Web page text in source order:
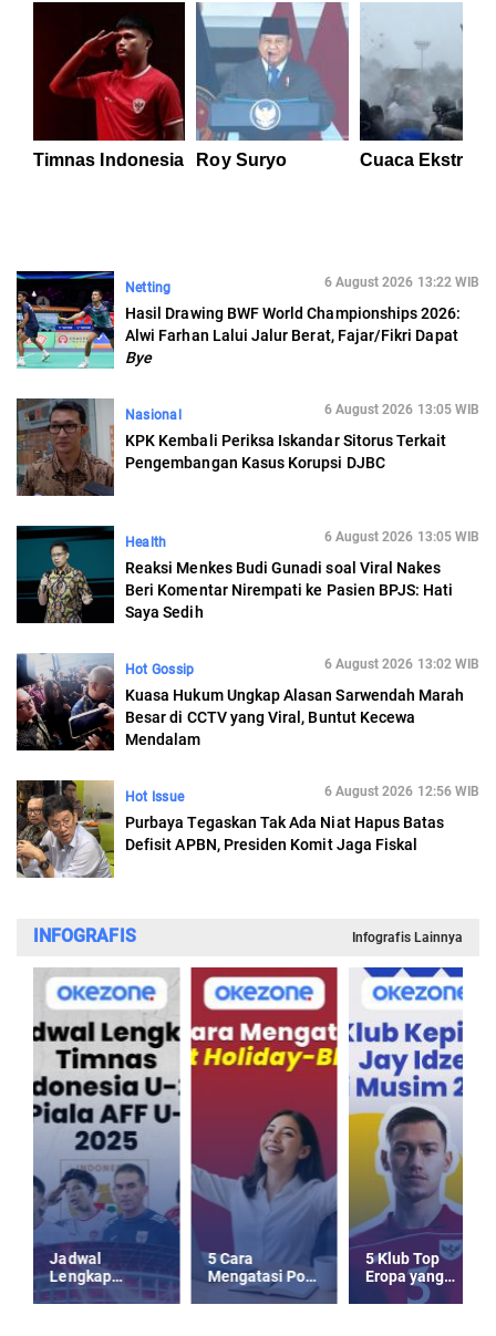
Timnas Indonesia Roy Suryo Cuaca Ekstrem
Netting 6 August 2026 13:22 WIB
Hasil Drawing BWF World Championships 2026:
Alwi Farhan Lalui Jalur Berat, Fajar/Fikri Dapat
Bye
Nasional 6 August 2026 13:05 WIB
KPK Kembali Periksa Iskandar Sitorus Terkait
Pengembangan Kasus Korupsi DJBC
Health 6 August 2026 13:05 WIB
Reaksi Menkes Budi Gunadi soal Viral Nakes
Beri Komentar Nirempati ke Pasien BPJS: Hati
Saya Sedih
Hot Gossip 6 August 2026 13:02 WIB
Kuasa Hukum Ungkap Alasan Sarwendah Marah
Besar di CCTV yang Viral, Buntut Kecewa
Mendalam
Hot Issue 6 August 2026 12:56 WIB
Purbaya Tegaskan Tak Ada Niat Hapus Batas
Defisit APBN, Presiden Komit Jaga Fiskal
INFOGRAFIS Infografis Lainnya
Jadwal
Lengkap
Timnas
5 Cara
Mengatasi Post
Holiday-Blues
5 Klub Top
Eropa yang
Kepincut Jay